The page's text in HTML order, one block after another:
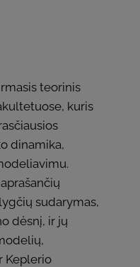
teorinis
kuris
dinamika,
sudarymas,
dėsnį, ir jų
Keplerio